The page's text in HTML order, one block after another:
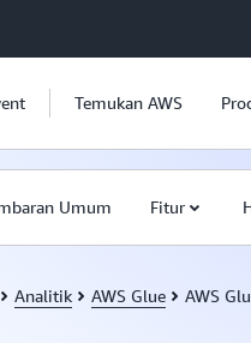
Temukan AWS
Umum Fitur
Analitik AWS Glue AWS